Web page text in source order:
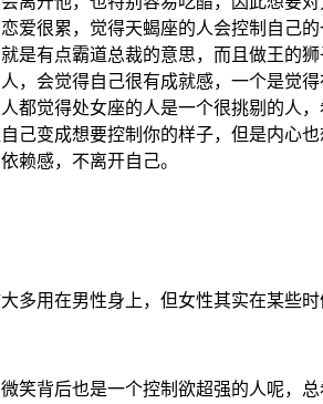
爱很累，觉得天蝎座的人会控制自己的
是有点霸道总裁的意思，而且做王的
，会觉得自己很有成就感，一个是觉
都觉得处女座的人是一个很挑剔的人
己变成想要控制你的样子，但是内心
赖感，不离开自己。
多用在男性身上，但女性其实在某些
笑背后也是一个控制欲超强的人呢，